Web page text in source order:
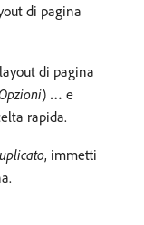
di pagina
di pagina
) … e
rapida.
, immetti